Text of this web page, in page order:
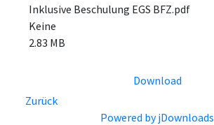
Inklusive Beschulung EGS BFZ.pdf
Keine
2.83 MB
Download
Zurück
Powered by jDownloads